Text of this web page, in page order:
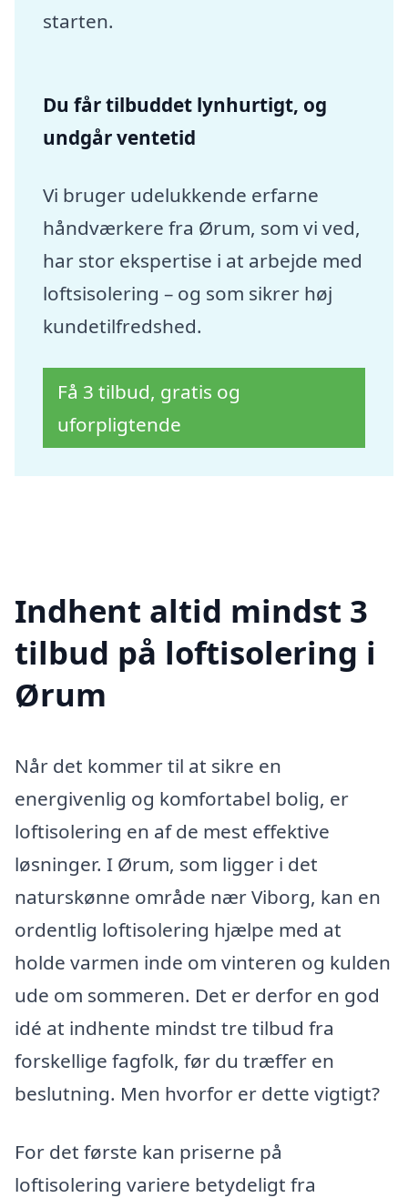
starten.
Du får tilbuddet lynhurtigt, og
undgår ventetid
Vi bruger udelukkende erfarne
håndværkere fra Ørum, som vi ved,
har stor ekspertise i at arbejde med
loftsisolering – og som sikrer høj
kundetilfredshed.
Få 3 tilbud, gratis og
uforpligtende
Indhent altid mindst 3
tilbud på loftisolering i
Ørum
Når det kommer til at sikre en
energivenlig og komfortabel bolig, er
loftisolering en af de mest effektive
løsninger. I Ørum, som ligger i det
naturskønne område nær Viborg, kan en
ordentlig loftisolering hjælpe med at
holde varmen inde om vinteren og kulden
ude om sommeren. Det er derfor en god
idé at indhente mindst tre tilbud fra
forskellige fagfolk, før du træffer en
beslutning. Men hvorfor er dette vigtigt?
For det første kan priserne på
loftisolering variere betydeligt fra